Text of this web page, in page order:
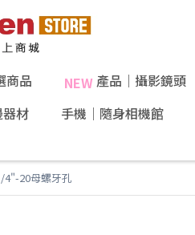
商品 NEW 產品｜攝影鏡頭
材 手機｜隨身相機館
4"-20母螺牙孔